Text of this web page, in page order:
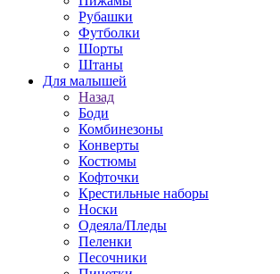
Рубашки
Футболки
Шорты
Штаны
Для малышей
Назад
Боди
Комбинезоны
Конверты
Костюмы
Кофточки
Крестильные наборы
Носки
Одеяла/Пледы
Пеленки
Песочники